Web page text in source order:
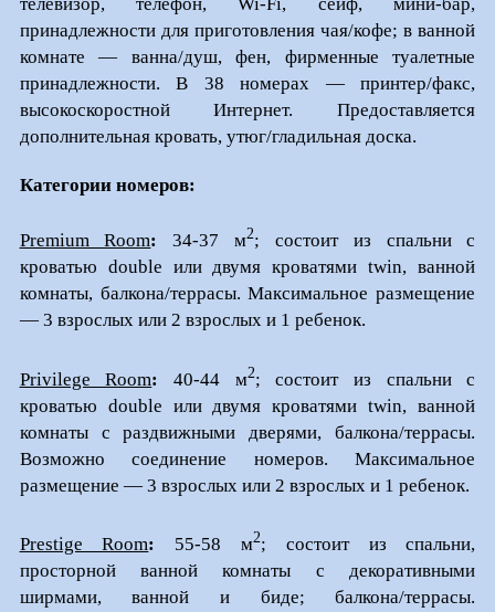
принадлежности для приготовления чая/кофе; в ванной
комнате — ванна/душ, фен, фирменные туалетные
принадлежности. В 38 номерах — принтер/факс,
высокоскоростной Интернет. Предоставляется
дополнительная кровать, утюг/гладильная доска.
Категории номеров:
Premium Room: 34-37 м2; состоит из спальни с
кроватью double или двумя кроватями twin, ванной
комнаты, балкона/террасы. Максимальное размещение
— 3 взрослых или 2 взрослых и 1 ребенок.
Privilege Room: 40-44 м2; состоит из спальни с
кроватью double или двумя кроватями twin, ванной
комнаты с раздвижными дверями, балкона/террасы.
Возможно соединение номеров. Максимальное
размещение — 3 взрослых или 2 взрослых и 1 ребенок.
Prestige Room: 55-58 м2; состоит из спальни,
просторной ванной комнаты с декоративными
ширмами, ванной и биде; балкона/террасы.